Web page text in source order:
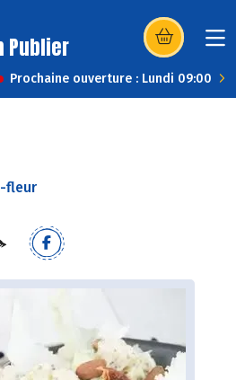
Publier (s’ouvre dans
Prochaine ouverture : Lundi 09:00
fleur